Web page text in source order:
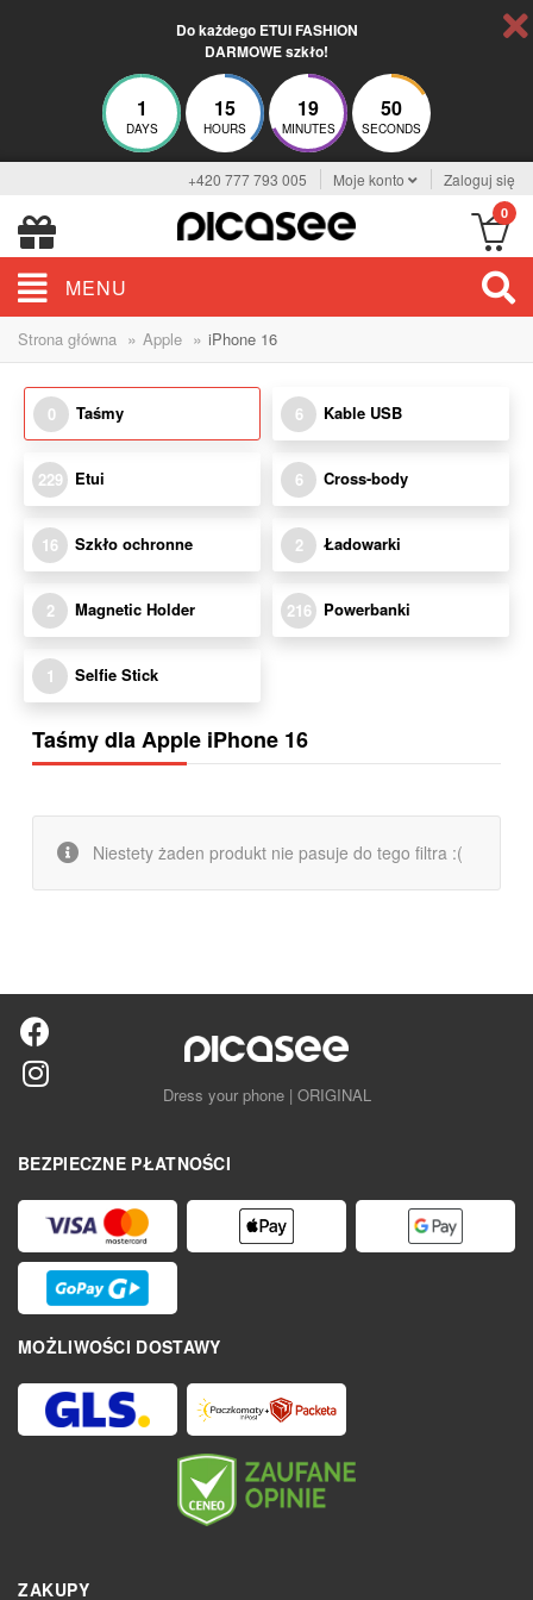
Do każdego ETUI FASHION
DARMOWE szkło!
1
DAYS
15
HOURS
19
MINUTES
50
SECONDS
+420 777 793 005 Moje konto Zaloguj się
0
MENU
Strona główna » Apple » iPhone 16
0 Taśmy 6 Kable USB
229 Etui 6 Cross-body
16 Szkło ochronne 2 Ładowarki
2 Magnetic Holder 216 Powerbanki
1 Selfie Stick
Taśmy dla Apple iPhone 16
Niestety żaden produkt nie pasuje do tego filtra :(
Dress your phone | ORIGINAL
BEZPIECZNE PŁATNOŚCI
MOŻLIWOŚCI DOSTAWY
ZAKUPY